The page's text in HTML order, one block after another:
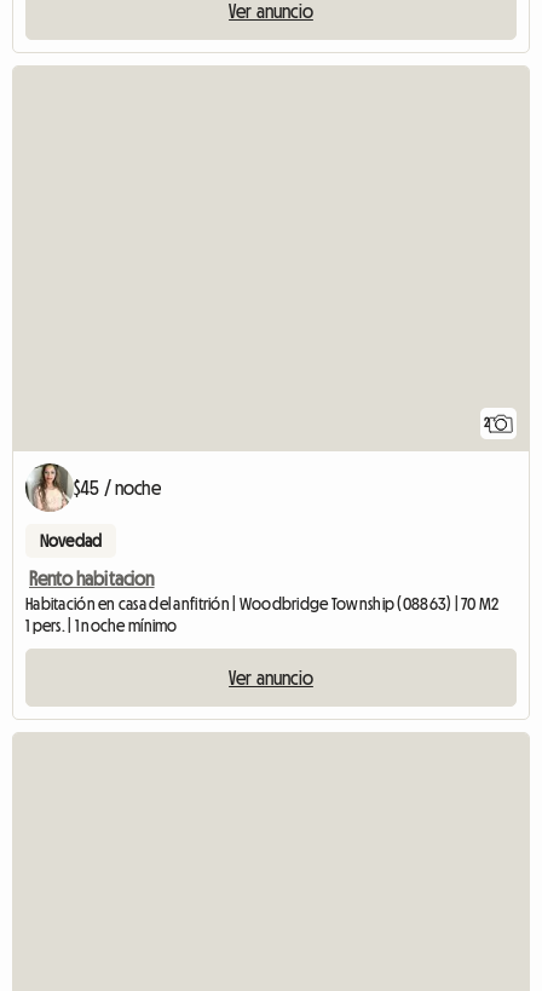
Ver anuncio
2
$45 / noche
Novedad
Rento habitacion
Habitación en casa del anfitrión | Woodbridge Township (08863) | 70 M2
1 pers. | 1 noche mínimo
Ver anuncio